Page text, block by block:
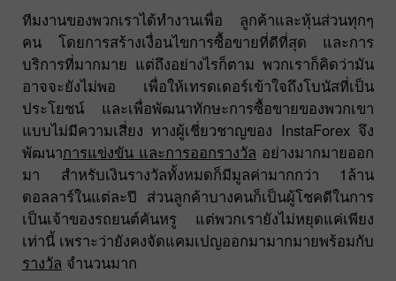
ทีมงานของพวกเราได้ทำงานเพื่อ ลูกค้าและหุ้นส่วนทุกๆ
คน โดยการสร้างเงื่อนไขการซื้อขายที่ดีที่สุด และการ
บริการที่มากมาย แต่ถึงอย่างไรก็ตาม พวกเราก็คิดว่ามัน
อาจจะยังไม่พอ เพื่อให้เทรดเดอร์เข้าใจถึงโบนัสที่เป็น
ประโยชน์ และเพื่อพัฒนาทักษะการซื้อขายของพวกเขา
แบบไม่มีความเสี่ยง ทางผู้เชี่ยวชาญของ InstaForex จึง
พัฒนาการแข่งขัน และการออกรางวัล อย่างมากมายออก
มา สำหรับเงินรางวัลทั้งหมดก็มีมูลค่ามากกว่า 1ล้าน
ดอลลาร์ในแต่ละปี ส่วนลูกค้าบางคนก็เป็นผู้โชคดีในการ
เป็นเจ้าของรถยนต์คันหรู แต่พวกเรายังไม่หยุดแค่เพียง
เท่านี้ เพราะว่ายังคงจัดแคมเปญออกมามากมายพร้อมกับ
รางวัล จำนวนมาก